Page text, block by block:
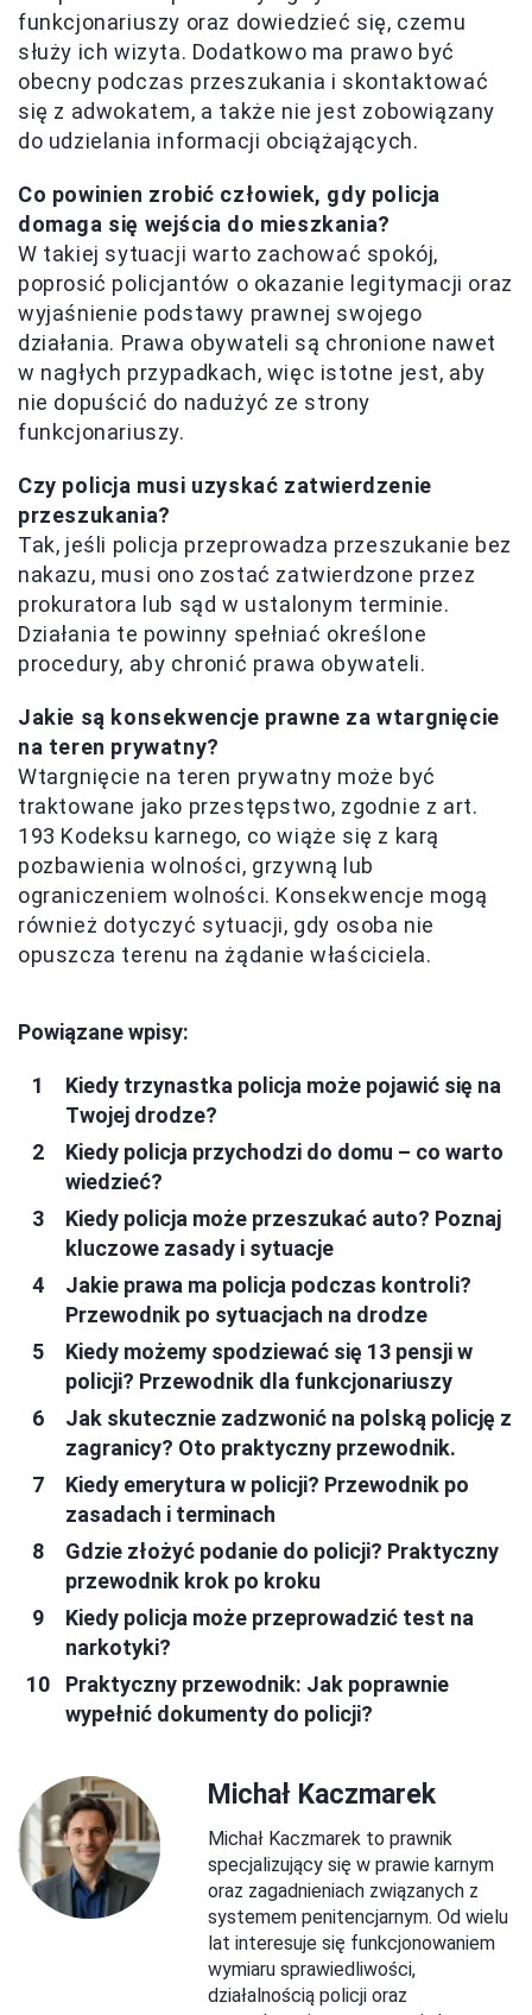
funkcjonariuszy oraz dowiedzieć się, czemu
służy ich wizyta. Dodatkowo ma prawo być
obecny podczas przeszukania i skontaktować
się z adwokatem, a także nie jest zobowiązany
do udzielania informacji obciążających.
Co powinien zrobić człowiek, gdy policja
domaga się wejścia do mieszkania?
W takiej sytuacji warto zachować spokój,
poprosić policjantów o okazanie legitymacji oraz
wyjaśnienie podstawy prawnej swojego
działania. Prawa obywateli są chronione nawet
w nagłych przypadkach, więc istotne jest, aby
nie dopuścić do nadużyć ze strony
funkcjonariuszy.
Czy policja musi uzyskać zatwierdzenie
przeszukania?
Tak, jeśli policja przeprowadza przeszukanie bez
nakazu, musi ono zostać zatwierdzone przez
prokuratora lub sąd w ustalonym terminie.
Działania te powinny spełniać określone
procedury, aby chronić prawa obywateli.
Jakie są konsekwencje prawne za wtargnięcie
na teren prywatny?
Wtargnięcie na teren prywatny może być
traktowane jako przestępstwo, zgodnie z art.
193 Kodeksu karnego, co wiąże się z karą
pozbawienia wolności, grzywną lub
ograniczeniem wolności. Konsekwencje mogą
również dotyczyć sytuacji, gdy osoba nie
opuszcza terenu na żądanie właściciela.
Powiązane wpisy:
Kiedy trzynastka policja może pojawić się na
Twojej drodze?
Kiedy policja przychodzi do domu – co warto
wiedzieć?
Kiedy policja może przeszukać auto? Poznaj
kluczowe zasady i sytuacje
Jakie prawa ma policja podczas kontroli?
Przewodnik po sytuacjach na drodze
Kiedy możemy spodziewać się 13 pensji w
policji? Przewodnik dla funkcjonariuszy
Jak skutecznie zadzwonić na polską policję z
zagranicy? Oto praktyczny przewodnik.
Kiedy emerytura w policji? Przewodnik po
zasadach i terminach
Gdzie złożyć podanie do policji? Praktyczny
przewodnik krok po kroku
Kiedy policja może przeprowadzić test na
narkotyki?
Praktyczny przewodnik: Jak poprawnie
wypełnić dokumenty do policji?
Michał Kaczmarek
Michał Kaczmarek to prawnik
specjalizujący się w prawie karnym
oraz zagadnieniach związanych z
systemem penitencjarnym. Od wielu
lat interesuje się funkcjonowaniem
wymiaru sprawiedliwości,
działalnością policji oraz